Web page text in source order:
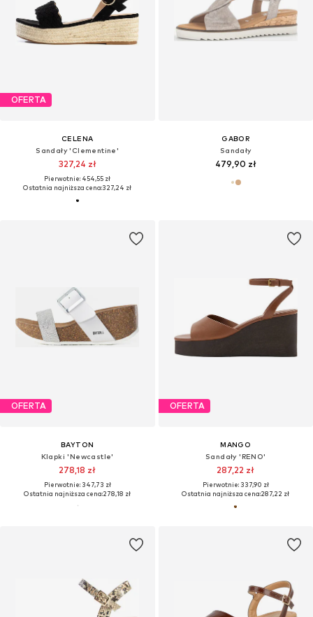
OFERTA
CELENA
Sandały 'Clementine'
327,24 zł
Pierwotnie: 454,55 zł
Ostatnia najniższa cena:327,24 zł
GABOR
Sandały
479,90 zł
OFERTA
BAYTON
Klapki 'Newcastle'
278,18 zł
Pierwotnie: 347,73 zł
Ostatnia najniższa cena:278,18 zł
OFERTA
MANGO
Sandały 'RENO'
287,22 zł
Pierwotnie: 337,90 zł
Ostatnia najniższa cena:287,22 zł